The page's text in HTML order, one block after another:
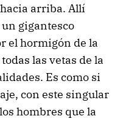
arriba. Allí
gigantesco
el hormigón de la
las vetas de la
Es como si
con este singular
hombres que la